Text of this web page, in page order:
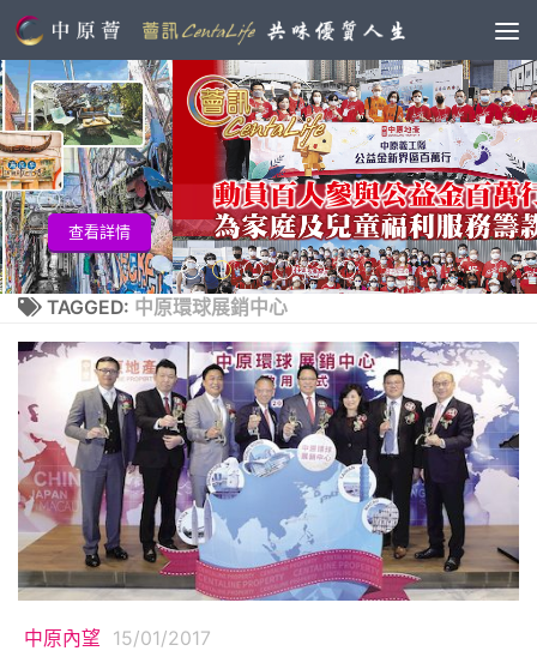
情 查看
TAGGED: 中原環球展銷中心
中原內望 15/01/2017